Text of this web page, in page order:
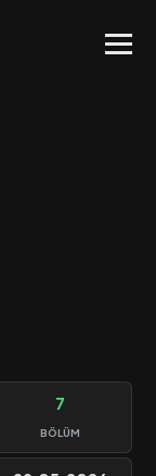
7
BÖLÜM